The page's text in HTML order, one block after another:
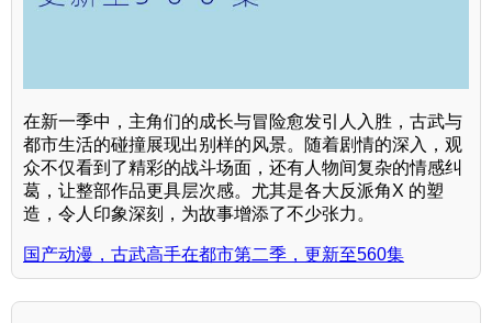
在新一季中，主角们的成长与冒险愈发引人入胜，古武与
都市生活的碰撞展现出别样的风景。随着剧情的深入，观
众不仅看到了精彩的战斗场面，还有人物间复杂的情感纠
葛，让整部作品更具层次感。尤其是各大反派角X 的塑
造，令人印象深刻，为故事增添了不少张力。
国产动漫，古武高手在都市第二季，更新至560集